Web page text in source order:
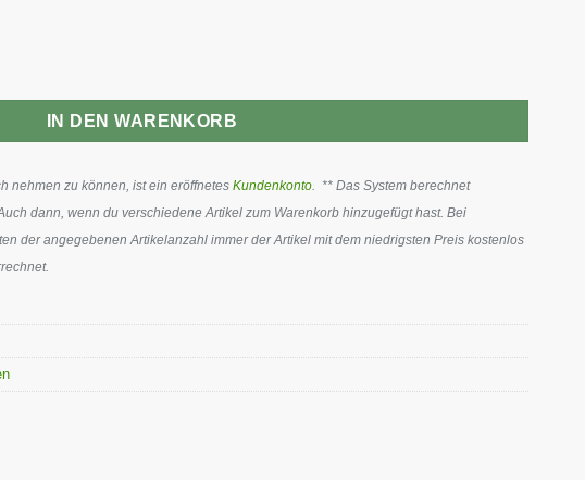
IN DEN WARENKORB
nehmen zu können, ist ein eröffnetesKundenkonto. ** Das System berechnet
dann, wenn du verschiedene Artikel zum Warenkorb hinzugefügt hast. Bei
der angegebenen Artikelanzahl immer der Artikel mit dem niedrigsten Preis kostenlos